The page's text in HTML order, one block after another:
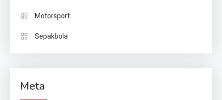
Motorsport
Sepakbola
Meta